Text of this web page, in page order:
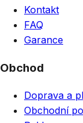
Kontakt
FAQ
Garance
Obchod
Doprava a
Obchodní